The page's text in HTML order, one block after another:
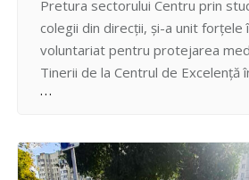
Pretura sectorului Centru prin
colegii din direcții, și-a unit forțele
voluntariat pentru protejarea
Tinerii de la Centrul de Excelență
Centrul de Excelență în Energetică
drepturilor copilului Centru dar și
într-un număr de…